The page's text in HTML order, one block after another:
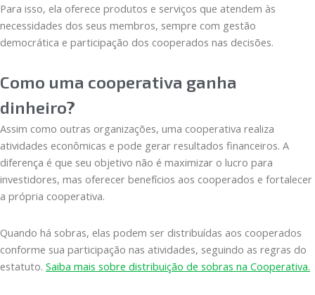
Para isso, ela oferece produtos e serviços que atendem às
necessidades dos seus membros, sempre com gestão
democrática e participação dos cooperados nas decisões.
Como uma cooperativa ganha
dinheiro?
Assim como outras organizações, uma cooperativa realiza
atividades econômicas e pode gerar resultados financeiros. A
diferença é que seu objetivo não é maximizar o lucro para
investidores, mas oferecer benefícios aos cooperados e fortalecer
a própria cooperativa.
Quando há sobras, elas podem ser distribuídas aos cooperados
conforme sua participação nas atividades, seguindo as regras do
estatuto. Saiba mais sobre distribuição de sobras na Cooperativa.